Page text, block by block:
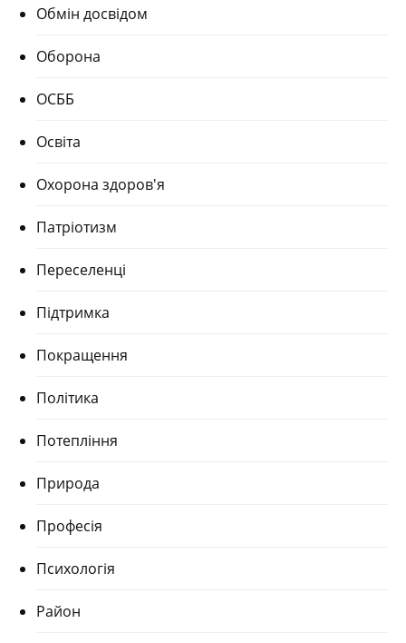
Обмін досвідом
Оборона
ОСББ
Освіта
Охорона здоров'я
Патріотизм
Переселенці
Підтримка
Покращення
Політика
Потепління
Природа
Професія
Психологія
Район